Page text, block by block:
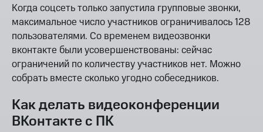
Когда соцсеть только запустила групповые звонки,
максимальное число участников ограничивалось 128
пользователями. Со временем видеозвонки
вконтакте были усовершенствованы: сейчас
ограничений по количеству участников нет. Можно
собрать вместе сколько угодно собеседников.
Как делать видеоконференции
ВКонтакте с ПК